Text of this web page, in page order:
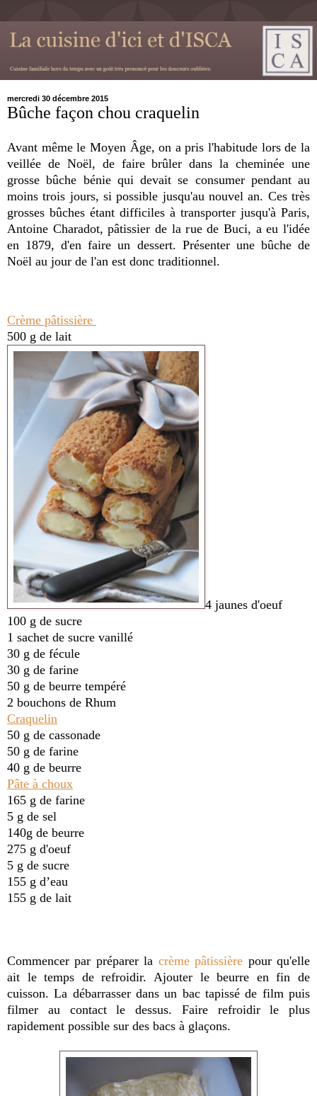
mercredi 30 décembre 2015
Bûche façon chou craquelin
Avant même le Moyen Âge, on a pris l'habitude lors de la
veillée de Noël, de faire brûler dans la cheminée une
grosse bûche bénie qui devait se consumer pendant au
moins trois jours, si possible jusqu'au nouvel an. Ces très
grosses bûches étant difficiles à transporter jusqu'à Paris,
Antoine Charadot, pâtissier de la rue de Buci, a eu l'idée
en 1879, d'en faire un dessert. Présenter une bûche de
Noël au jour de l'an est donc traditionnel.
Crème pâtissière
500 g de lait
4 jaunes d'oeuf
100 g de sucre
1 sachet de sucre vanillé
30 g de fécule
30 g de farine
50 g de beurre tempéré
2 bouchons de Rhum
Craquelin
50 g de cassonade
50 g de farine
40 g de beurre
Pâte à choux
165 g de farine
5 g de sel
140g de beurre
275 g d'oeuf
5 g de sucre
155 g d’eau
155 g de lait
Commencer par préparer la crème pâtissière pour qu'elle
ait le temps de refroidir. Ajouter le beurre en fin de
cuisson. La débarrasserdans un bac tapissé de film puis
filmer au contact le dessus. Faire refroidir le plus
rapidement possible sur des bacs à glaçons.